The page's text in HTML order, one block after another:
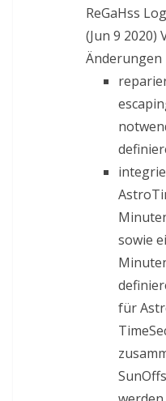
ReGaHss
(Jun 9 2020)
Änderungen
sowie
für